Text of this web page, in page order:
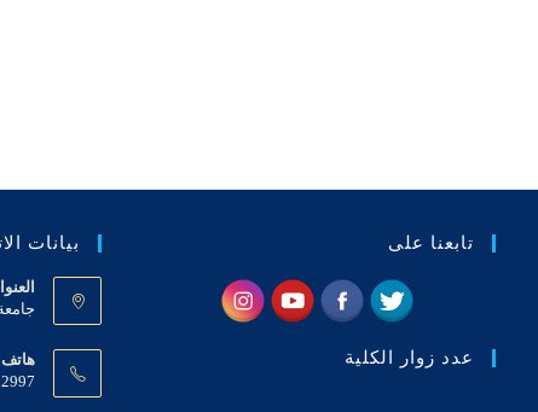
تابعنا على
عدد زوار الكلية
بيانات